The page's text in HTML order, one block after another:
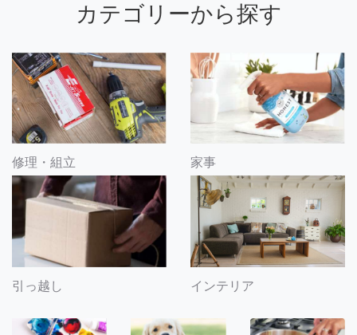
カテゴリーから探す
修理・組立 家事
引っ越し インテリア